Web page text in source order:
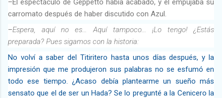
carromato después de haber discutido con Azul.
–Espera, aquí no es… Aquí tampoco... ¡Lo tengo! ¿Estás
preparada? Pues sigamos con la historia:
No volví a saber del Titiritero hasta unos días después, y la
impresión que me produjeron sus palabras no se esfumó en
todo ese tiempo. ¿Acaso debía plantearme un sueño más
sensato que el de ser un Hada? Se lo pregunté a la Cenicero la